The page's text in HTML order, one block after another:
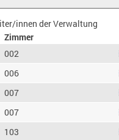
innen der Verwaltung
Zimmer
002
006
007
007
103